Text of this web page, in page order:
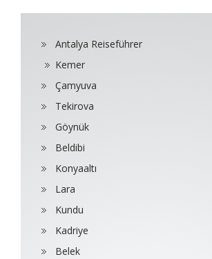
Antalya Reiseführer
Kemer
Çamyuva
Tekirova
Göynük
Beldibi
Konyaaltı
Lara
Kundu
Kadriye
Belek